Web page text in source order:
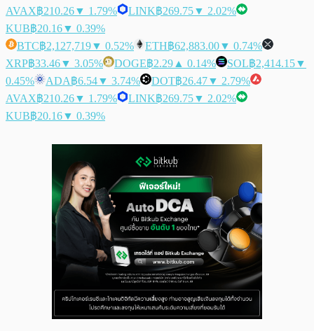
AVAX฿210.26▼ 1.79% LINK฿269.75▼ 2.02%
KUB฿20.16▼ 0.39%
BTC฿2,127,719▼ 0.52% ETH฿62,883.00▼ 0.74%
XRP฿33.46▼ 3.05% DOGE฿2.29 ▲ 0.14% SOL฿2,414.15▼
0.45%
ADA฿6.54▼ 3.74% DOT฿26.47▼ 2.79%
AVAX฿210.26▼ 1.79% LINK฿269.75▼ 2.02%
KUB฿20.16▼ 0.39%